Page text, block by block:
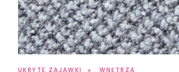
UKRYTE ZAJAWKI WNĘTRZA